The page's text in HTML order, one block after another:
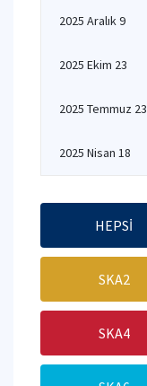
2025 Aralık 9
2025 Ekim 23
2025 Temmuz 23
2025 Nisan 18
HEPSİ
SKA2
SKA4